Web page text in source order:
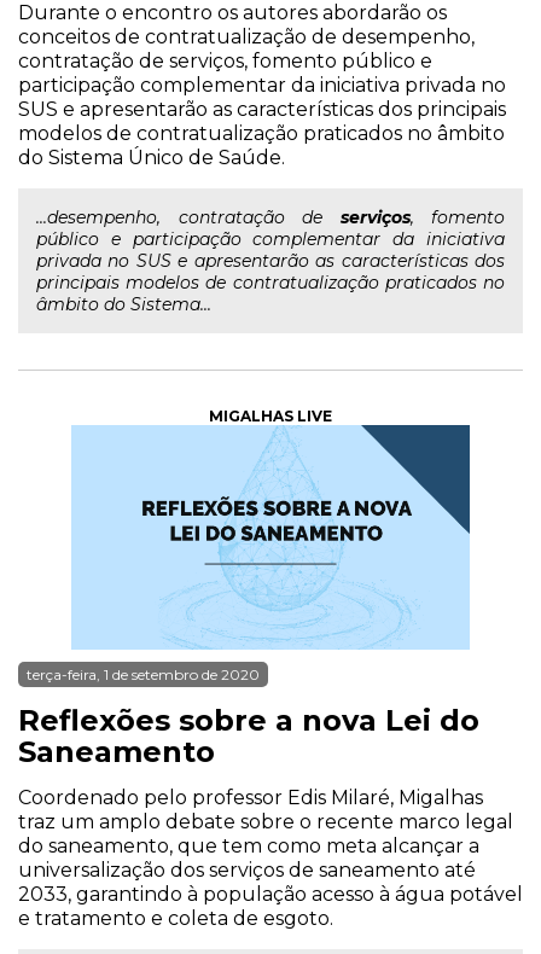
Durante o encontro os autores abordarão os
conceitos de contratualização de desempenho,
contratação de serviços, fomento público e
participação complementar da iniciativa privada no
SUS e apresentarão as características dos principais
modelos de contratualização praticados no âmbito
do Sistema Único de Saúde.
...desempenho, contratação de serviços, fomento
público e participação complementar da iniciativa
privada no SUS e apresentarão as características dos
principais modelos de contratualização praticados no
âmbito do Sistema...
MIGALHAS LIVE
terça-feira, 1 de setembro de 2020
Reflexões sobre a nova Lei do
Saneamento
Coordenado pelo professor Edis Milaré, Migalhas
traz um amplo debate sobre o recente marco legal
do saneamento, que tem como meta alcançar a
universalização dos serviços de saneamento até
2033, garantindo à população acesso à água potável
e tratamento e coleta de esgoto.